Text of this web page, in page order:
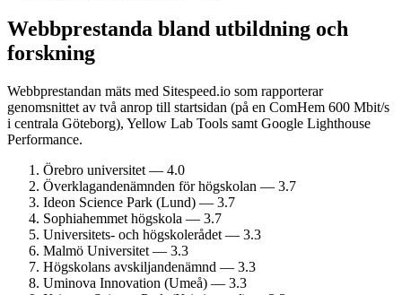
Webbprestanda bland utbildning och
forskning
Webbprestandan mäts med Sitespeed.io som rapporterar
genomsnittet av två anrop till startsidan (på en ComHem 600 Mbit/s
i centrala Göteborg), Yellow Lab Tools samt Google Lighthouse
Performance.
Örebro universitet — 4.0
Överklagande­nämnden för högskolan — 3.7
Ideon Science Park (Lund) — 3.7
Sophiahemmet högskola — 3.7
Universitets- och högskolerådet — 3.3
Malmö Universitet — 3.3
Högskolans avskiljande­nämnd — 3.3
Uminova Innovation (Umeå) — 3.3